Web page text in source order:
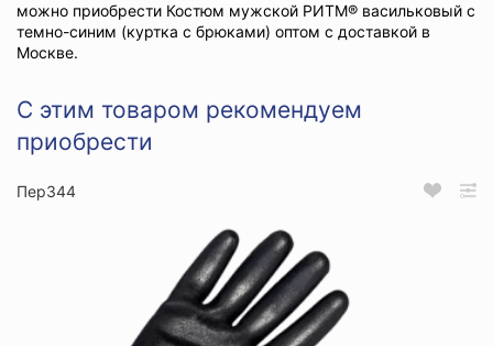
можно приобрести Костюм мужской РИТМ® васильковый с
темно-синим (куртка с брюками) оптом с доставкой в
Москве.
С этим товаром рекомендуем
приобрести
Пер344